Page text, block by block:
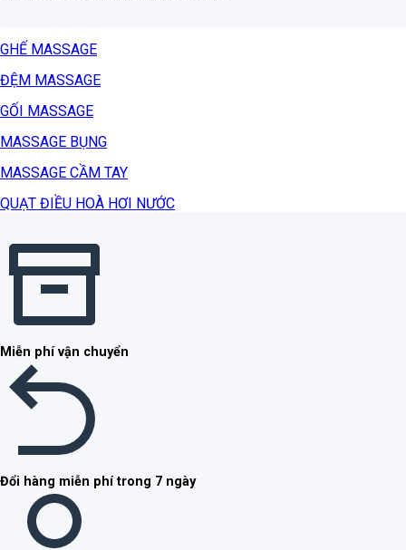
GHẾ MASSAGE
ĐỆM MASSAGE
GỐI MASSAGE
MASSAGE BỤNG
MASSAGE CẦM TAY
QUẠT ĐIỀU HOÀ HƠI NƯỚC
Miễn phí vận chuyển
Đổi hàng miễn phí trong 7 ngày